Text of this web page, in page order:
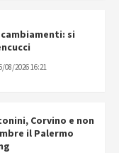
si
08/2026 16:21
Corvino e non
il Palermo